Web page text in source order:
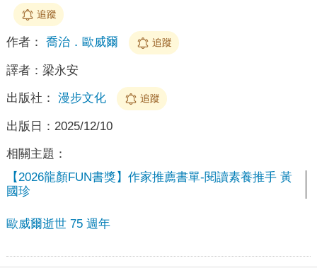
追蹤
作者： 喬治．歐威爾 追蹤
譯者： 梁永安
出版社： 漫步文化 追蹤
出版日： 2025/12/10
相關主題：
【2026龍顏FUN書獎】作家推薦書單-閱讀素養推手 黃
國珍
歐威爾逝世 75 週年